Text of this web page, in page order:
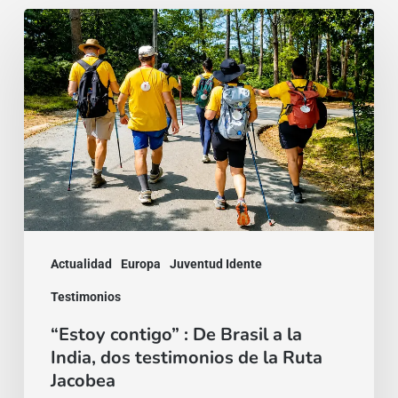
Actualidad Europa Juventud Idente
Testimonios
“Estoy
contigo”
:
De
Brasil
a
la
India,
Ruta
Jacobea
“Estoy contigo” : De Brasil a la
India, dos testimonios de la Ruta
Jacobea